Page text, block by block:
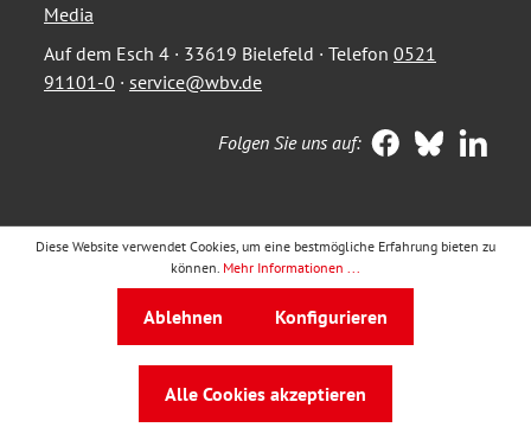
Media
Auf dem Esch 4 · 33619 Bielefeld · Telefon 0521
91101-0 · service@wbv.de
Folgen Sie uns auf:
Diese Website verwendet Cookies, um eine bestmögliche Erfahrung bieten zu
können. Mehr Informationen ...
Ablehnen Konfigurieren
Alle Cookies akzeptieren